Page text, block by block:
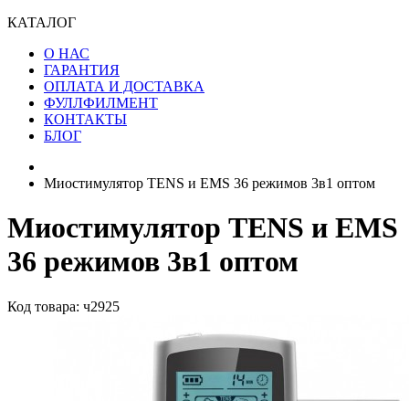
КАТАЛОГ
О НАС
ГАРАНТИЯ
ОПЛАТА И ДОСТАВКА
ФУЛЛФИЛМЕНТ
КОНТАКТЫ
БЛОГ
Миостимулятор TENS и EMS 36 режимов 3в1 оптом
Миостимулятор TENS и EMS
36 режимов 3в1 оптом
Код товара: ч2925